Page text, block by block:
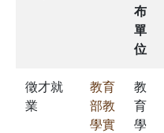
布
單
位
徵才就
業
教育
部教
學實
教
育
學